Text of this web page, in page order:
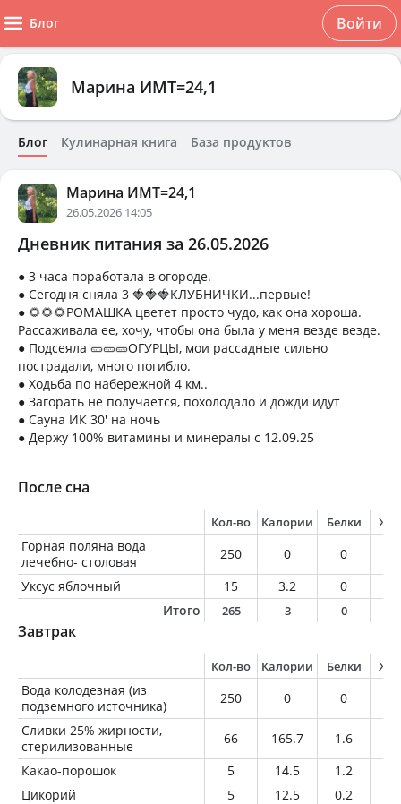
Блог Войти
Марина ИМТ=24,1
Блог Кулинарная книга База продуктов
Марина ИМТ=24,1
26.05.2026 14:05
Дневник питания за 26.05.2026
● 3 часа поработала в огороде.
● Сегодня сняла 3 🍓🍓🍓КЛУБНИЧКИ...первые!
● 🌻🌻🌻РОМАШКА цветет просто чудо, как она хороша.
Рассаживала ее, хочу, чтобы она была у меня везде везде.
● Подсеяла 🥒🥒🥒ОГУРЦЫ, мои рассадные сильно
пострадали, много погибло.
● Ходьба по набережной 4 км..
● Загорать не получается, похолодало и дожди идут
● Сауна ИК 30' на ночь
● Держу 100% витамины и минералы с 12.09.25
После сна
Кол-во Калории Белки
Горная поляна вода
лечебно- столовая
250 0 0
Уксус яблочный
15 3.2 0
Итого
265 3 0
Завтрак
Кол-во Калории Белки
Вода колодезная (из
подземного источника)
250 0 0
Сливки 25% жирности,
стерилизованные
66 165.7 1.6
Какао-порошок
5 14.5 1.2
Цикорий
5 12.5 0.2